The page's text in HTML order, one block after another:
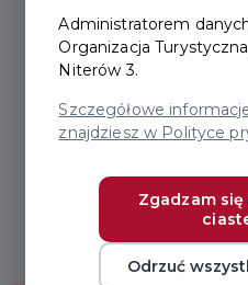
Administratorem
Organizacja
Niterów 3.
Szczegółowe
znajdziesz w Polityce
Zgadzam
Odrzuć